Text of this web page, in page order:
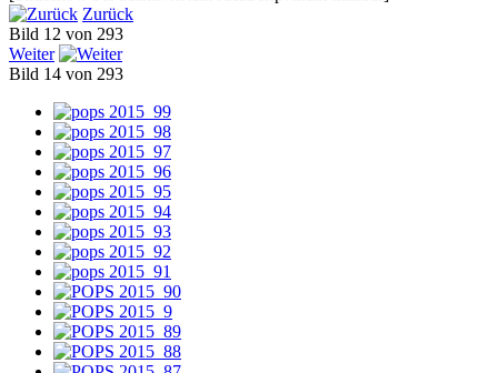
Zurück
Bild 12 von 293
Weiter
Bild 14 von 293